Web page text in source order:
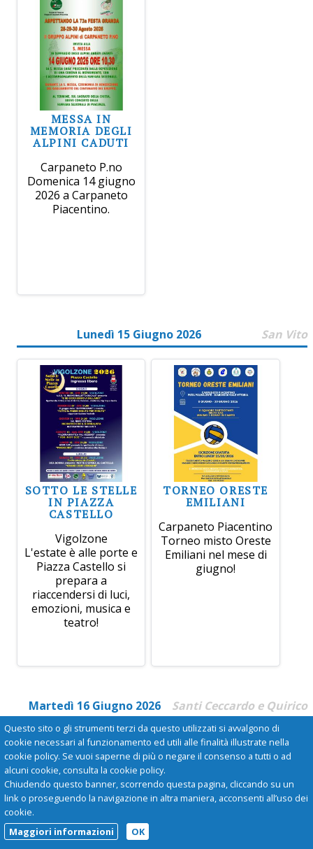
MESSA IN
MEMORIA DEGLI
ALPINI CADUTI
Carpaneto P.no
Domenica 14 giugno
2026 a Carpaneto
Piacentino.
Lunedì 15 Giugno 2026 San Vito
SOTTO LE STELLE
IN PIAZZA
CASTELLO
Vigolzone
L'estate è alle porte e
Piazza Castello si
prepara a
riaccendersi di luci,
emozioni, musica e
teatro!
TORNEO ORESTE
EMILIANI
Carpaneto Piacentino
Torneo misto Oreste
Emiliani nel mese di
giugno!
Martedì 16 Giugno 2026 Santi Ceccardo e Quirico
Questo sito o gli strumenti terzi da questo utilizzati si avvalgono di
cookie necessari al funzionamento ed utili alle finalità illustrate nella
cookie policy. Se vuoi saperne di più o negare il consenso a tutti o ad
alcuni cookie, consulta la cookie policy.
Chiudendo questo banner, scorrendo questa pagina, cliccando su un
link o proseguendo la navigazione in altra maniera, acconsenti all’uso dei
cookie.
Maggiori informazioni
OK